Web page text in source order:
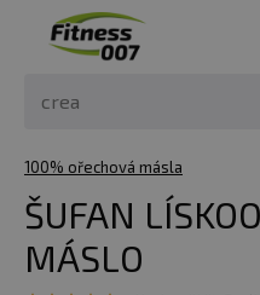
100% ořechová másla
ŠUFAN
MÁSLO